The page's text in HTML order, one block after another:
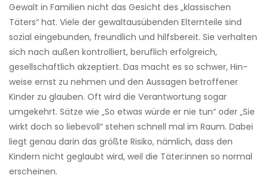
Gewalt in Familien nicht das Gesicht des „klassischen
Täters“ hat. Viele der gewaltausübenden Elternteile sind
sozial eingebunden, freundlich und hilfsbereit. Sie verhalten
sich nach außen kontrolliert, beruflich erfolgreich,
gesellschaftlich akzeptiert. Das macht es so schwer, Hin­
weise ernst zu nehmen und den Aussagen betroffener
Kinder zu glauben. Oft wird die Verantwortung sogar
umgekehrt. Sätze wie „So etwas würde er nie tun“ oder „Sie
wirkt doch so liebevoll“ stehen schnell mal im Raum. Dabei
liegt genau darin das größte Risiko, nämlich, dass den
Kindern nicht geglaubt wird, weil die Täter:innen so normal
erscheinen.